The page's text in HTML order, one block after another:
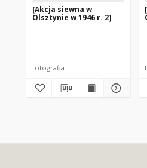
[Akcja siewna w
Olsztynie w 1946 r. 2]
fotografia